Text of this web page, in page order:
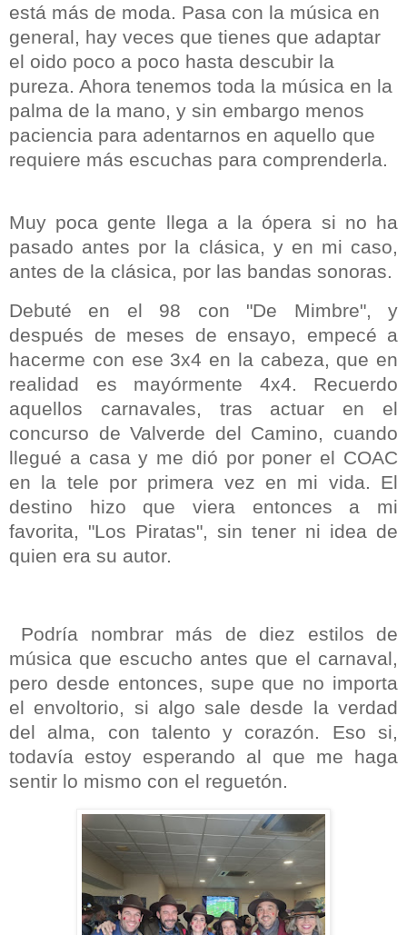
está más de moda. Pasa con la música en
general, hay veces que tienes que adaptar
el oido poco a poco hasta descubir la
pureza. Ahora tenemos toda la música en la
palma de la mano, y sin embargo menos
paciencia para adentarnos en aquello que
requiere más escuchas para comprenderla.
Muy poca gente llega a la ópera si no ha
pasado antes por la clásica, y en mi caso,
antes de la clásica, por las bandas sonoras.
Debuté en el 98 con "De Mimbre", y
después de meses de ensayo, empecé a
hacerme con ese 3x4 en la cabeza, que en
realidad es mayórmente 4x4. Recuerdo
aquellos carnavales, tras actuar en el
concurso de Valverde del Camino, cuando
llegué a casa y me dió por poner el COAC
en la tele por primera vez en mi vida. El
destino hizo que viera entonces a mi
favorita, "Los Piratas", sin tener ni idea de
quien era su autor.
Podría nombrar más de diez estilos de
música que escucho antes que el carnaval,
pero desde entonces, supe que no importa
el envoltorio, si algo sale desde la verdad
del alma, con talento y corazón. Eso si,
todavía estoy esperando al que me haga
sentir lo mismo con el reguetón.